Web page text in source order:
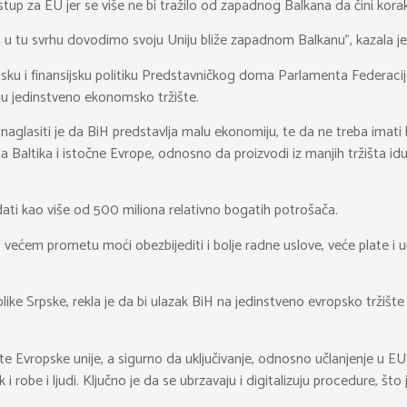
za EU jer se više ne bi tražilo od zapadnog Balkana da čini
tu svrhu dovodimo svoju Uniju bliže zapadnom Balkanu”, kazala
i finansijsku politiku Predstavničkog doma Parlamenta
jedinstveno ekonomsko tržište.
je da BiH predstavlja malu ekonomiju, te da ne treba
Baltika i istočne Evrope, odnosno da proizvodi iz manjih tržišta
kao više od 500 miliona relativno bogatih potrošača.
prometu moći obezbijediti i bolje radne uslove, veće plate
Srpske, rekla je da bi ulazak BiH na jedinstveno evropsko
Evropske unije, a sigurno da uključivanje, odnosno učlanjenje u
i ljudi. Ključno je da se ubrzavaju i digitalizuju procedure,